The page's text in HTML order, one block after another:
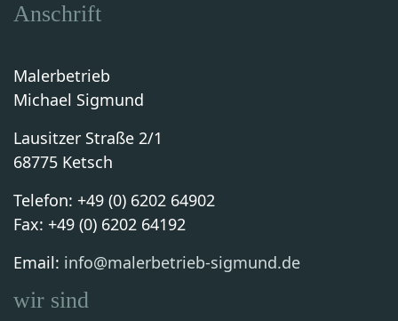
Anschrift
Malerbetrieb
Michael Sigmund
Lausitzer Straße 2/1
68775 Ketsch
Telefon: +49 (0) 6202 64902
Fax: +49 (0) 6202 64192
Email: info@malerbetrieb-sigmund.de
wir sind